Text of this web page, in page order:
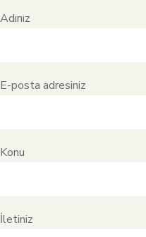
Adınız
E-posta adresiniz
Konu
İletiniz